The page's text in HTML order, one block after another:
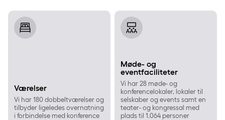
Værelser
Værelser
Vi har 180 dobbeltværelser og
tilbyder ligeledes overnatning
i forbindelse med konference
Møde- og eventfaciliteter
Møde- og
eventfaciliteter
Vi har 28 møde- og
konferencelokaler, lokaler til
selskaber og events samt en
teater- og kongressal med
plads til 1.064 personer